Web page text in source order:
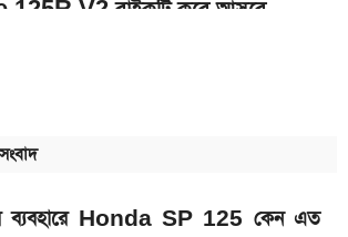
V2 বাইকটি কবে আসবে
০৮ আগস্ট ২০২৬
মন্তের ম্যাচ; সরাসরি যেভাবে দেখবেন
বেতন-ইনক্রিমেট নিয়ে যা জানা গেল
ব্যবহারে Honda SP 125 কেন এত